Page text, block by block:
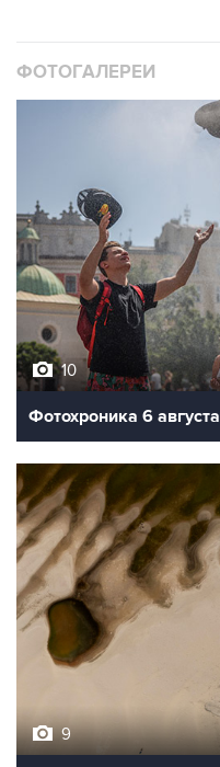
ФОТОГАЛЕРЕИ
10
Фотохроника 6 августа
9